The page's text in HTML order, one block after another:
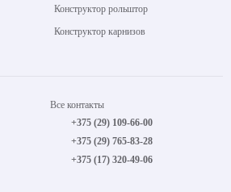
Конструктор рольштор
Конструктор карнизов
Все контакты
+375 (29) 109-66-00
+375 (29) 765-83-28
+375 (17) 320-49-06